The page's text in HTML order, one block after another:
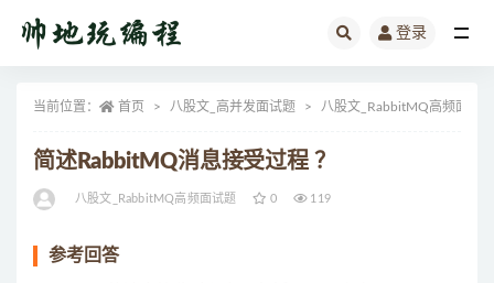
登录
当前位置： 首页 八股文_高并发面试题 八股文_RabbitMQ高频面试题
简述RabbitMQ消息接受过程 ？
八股文_RabbitMQ高频面试题 0 119
参考回答